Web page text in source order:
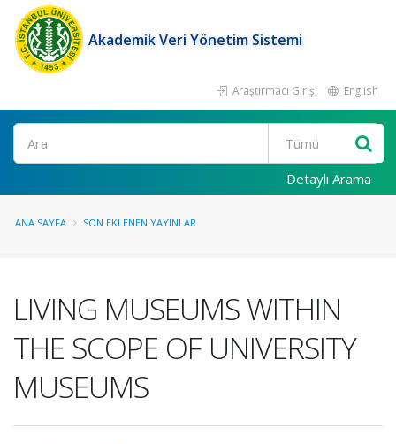
Akademik Veri Yönetim Sistemi
Araştırmacı Girişi English
Ara
Detaylı Arama
ANA SAYFA SON EKLENEN YAYINLAR
LIVING MUSEUMS WITHIN
THE SCOPE OF UNIVERSITY
MUSEUMS